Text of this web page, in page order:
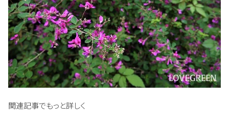
関連記事でもっと詳しく